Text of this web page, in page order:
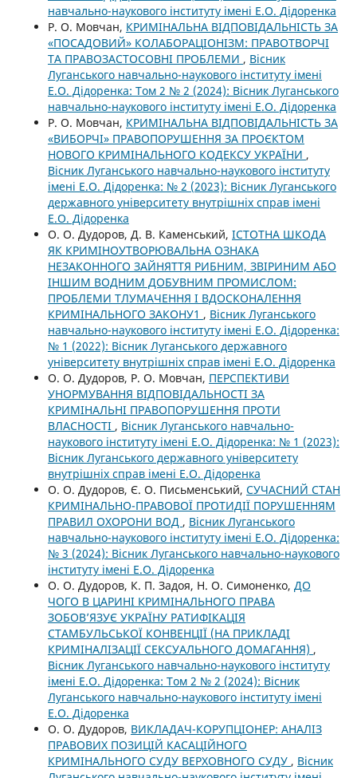
навчально-наукового інституту імені Е.О. Дідоренка
Р. О. Мовчан, КРИМІНАЛЬНА ВІДПОВІДАЛЬНІСТЬ ЗА
«ПОСАДОВИЙ» КОЛАБОРАЦІОНІЗМ: ПРАВОТВОРЧІ
ТА ПРАВОЗАСТОСОВНІ ПРОБЛЕМИ , Вісник
Луганського навчально-наукового інституту імені
Е.О. Дідоренка: Том 2 № 2 (2024): Вісник Луганського
навчально-наукового інституту імені Е.О. Дідоренка
Р. О. Мовчан, КРИМІНАЛЬНА ВІДПОВІДАЛЬНІСТЬ ЗА
«ВИБОРЧІ» ПРАВОПОРУШЕННЯ ЗА ПРОЄКТОМ
НОВОГО КРИМІНАЛЬНОГО КОДЕКСУ УКРАЇНИ ,
Вісник Луганського навчально-наукового інституту
імені Е.О. Дідоренка: № 2 (2023): Вісник Луганського
державного університету внутрішніх справ імені
Е.О. Дідоренка
О. О. Дудоров, Д. В. Каменський, ІСТОТНА ШКОДА
ЯК КРИМІНОУТВОРЮВАЛЬНА ОЗНАКА
НЕЗАКОННОГО ЗАЙНЯТТЯ РИБНИМ, ЗВІРИНИМ АБО
ІНШИМ ВОДНИМ ДОБУВНИМ ПРОМИСЛОМ:
ПРОБЛЕМИ ТЛУМАЧЕННЯ І ВДОСКОНАЛЕННЯ
КРИМІНАЛЬНОГО ЗАКОНУ1 , Вісник Луганського
навчально-наукового інституту імені Е.О. Дідоренка:
№ 1 (2022): Вісник Луганського державного
університету внутрішніх справ імені Е.О. Дідоренка
О. О. Дудоров, Р. О. Мовчан, ПЕРСПЕКТИВИ
УНОРМУВАННЯ ВІДПОВІДАЛЬНОСТІ ЗА
КРИМІНАЛЬНІ ПРАВОПОРУШЕННЯ ПРОТИ
ВЛАСНОСТІ , Вісник Луганського навчально-
наукового інституту імені Е.О. Дідоренка: № 1 (2023):
Вісник Луганського державного університету
внутрішніх справ імені Е.О. Дідоренка
О. О. Дудоров, Є. О. Письменський, СУЧАСНИЙ СТАН
КРИМІНАЛЬНО-ПРАВОВОЇ ПРОТИДІЇ ПОРУШЕННЯМ
ПРАВИЛ ОХОРОНИ ВОД , Вісник Луганського
навчально-наукового інституту імені Е.О. Дідоренка:
№ 3 (2024): Вісник Луганського навчально-наукового
інституту імені Е.О. Дідоренка
О. О. Дудоров, К. П. Задоя, Н. О. Симоненко, ДО
ЧОГО В ЦАРИНІ КРИМІНАЛЬНОГО ПРАВА
ЗОБОВ’ЯЗУЄ УКРАЇНУ РАТИФІКАЦІЯ
СТАМБУЛЬСЬКОЇ КОНВЕНЦІЇ (НА ПРИКЛАДІ
КРИМІНАЛІЗАЦІЇ СЕКСУАЛЬНОГО ДОМАГАННЯ) ,
Вісник Луганського навчально-наукового інституту
імені Е.О. Дідоренка: Том 2 № 2 (2024): Вісник
Луганського навчально-наукового інституту імені
Е.О. Дідоренка
О. О. Дудоров, ВИКЛАДАЧ-КОРУПЦІОНЕР: АНАЛІЗ
ПРАВОВИХ ПОЗИЦІЙ КАСАЦІЙНОГО
КРИМІНАЛЬНОГО СУДУ ВЕРХОВНОГО СУДУ , Вісник